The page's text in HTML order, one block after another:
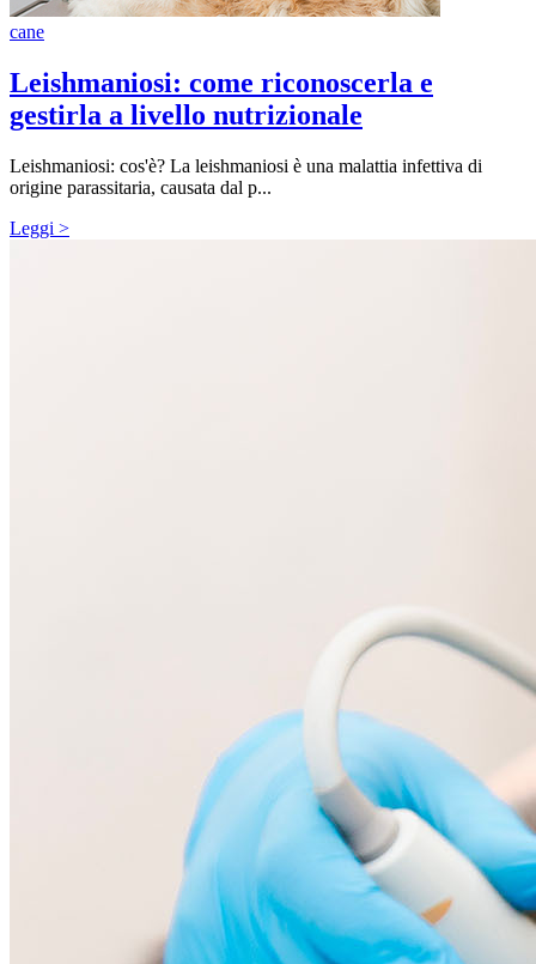
cane
Leishmaniosi: come riconoscerla e
gestirla a livello nutrizionale
Leishmaniosi: cos'è? La leishmaniosi è una malattia infettiva di
origine parassitaria, causata dal p...
Leggi >